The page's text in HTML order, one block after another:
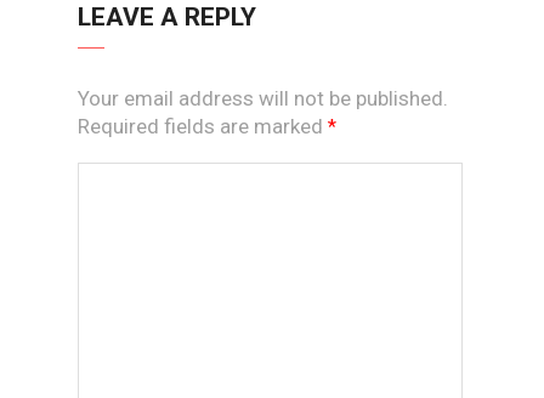
LEAVE A REPLY
Your email address will not be published.
Required fields are marked *